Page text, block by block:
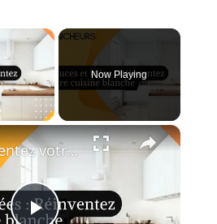
×
Video
Now Playing
×
: astuces et idées pour la dynamiser !